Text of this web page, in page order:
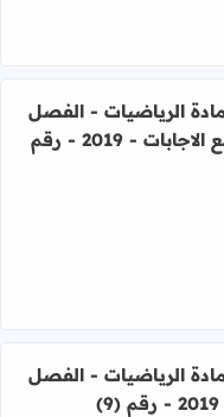
الرياضيات - الفصل الدراسي الأول
الرياضيات - الفصل
الدراسي الأول مع الاجابات - 2019 - رقم
الرياضيات - الفصل